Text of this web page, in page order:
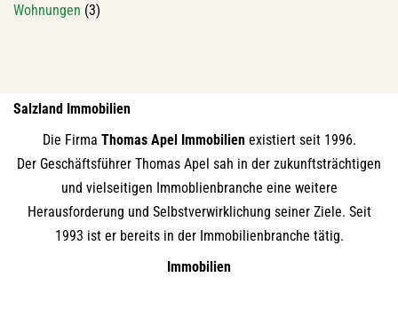
Wohnungen (3)
Salzland Immobilien
Die Firma Thomas Apel Immobilien existiert seit 1996.
Der Geschäftsführer Thomas Apel sah in der zukunftsträchtigen
und vielseitigen Immoblienbranche eine weitere
Herausforderung und Selbstverwirklichung seiner Ziele. Seit
1993 ist er bereits in der Immobilienbranche tätig.
Immobilien